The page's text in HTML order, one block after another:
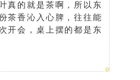
真的就是茶啊，所以东
茶香沁入心脾，往往能
开会，桌上摆的都是东